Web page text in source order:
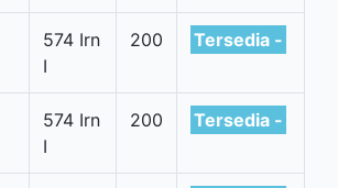
574 Irn
I
200 Tersedia -
574 Irn
I
200 Tersedia -